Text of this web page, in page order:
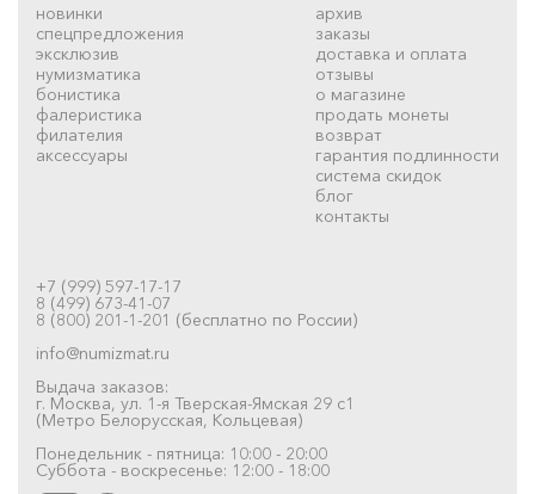
новинки
спецпредложения
эксклюзив
нумизматика
бонистика
фалеристика
филателия
аксессуары
архив
заказы
доставка и оплата
отзывы
о магазине
продать монеты
возврат
гарантия подлинности
система скидок
блог
контакты
+7 (999) 597-17-17
8 (499) 673-41-07
8 (800) 201-1-201 (бесплатно по России)
info@numizmat.ru
Выдача заказов:
г. Москва, ул. 1-я Тверская-Ямская 29 с1
(Метро Белорусская, Кольцевая)
Понедельник - пятница: 10:00 - 20:00
Суббота - воскресенье: 12:00 - 18:00